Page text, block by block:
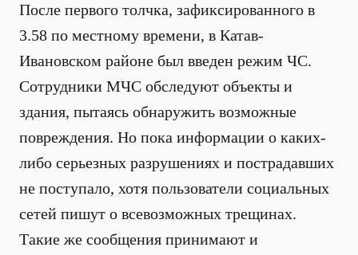
После первого толчка, зафиксированного в
3.58 по местному времени, в Катав-
Ивановском районе был введен режим ЧС.
Сотрудники МЧС обследуют объекты и
здания, пытаясь обнаружить возможные
повреждения. Но пока информации о каких-
либо серьезных разрушениях и пострадавших
не поступало, хотя пользователи социальных
сетей пишут о всевозможных трещинах.
Такие же сообщения принимают и